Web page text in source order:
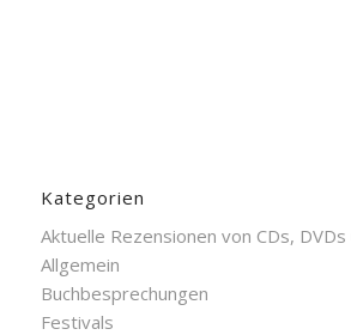
Kategorien
Aktuelle Rezensionen von CDs, DVDs
Allgemein
Buchbesprechungen
Festivals